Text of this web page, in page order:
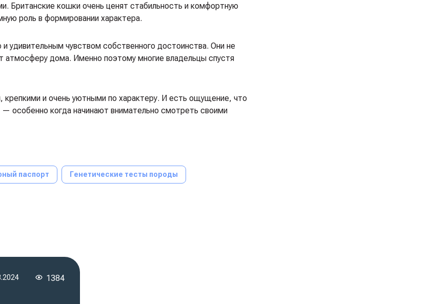
Британские кошки очень ценят стабильность и комфортную
роль в формировании характера.
чувством собственного достоинства. Они не
атмосферу дома. Именно поэтому многие владельцы спустя
и очень уютными по характеру. И есть ощущение, что
особенно когда начинают внимательно смотреть своими
паспорт Генетические тесты породы
1384